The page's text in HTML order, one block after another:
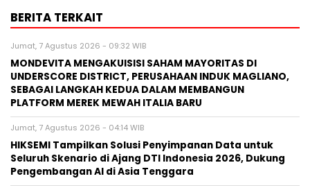
BERITA TERKAIT
Jumat, 7 Agustus 2026 - 09:32 WIB
MONDEVITA MENGAKUISISI SAHAM MAYORITAS DI
UNDERSCORE DISTRICT, PERUSAHAAN INDUK MAGLIANO,
SEBAGAI LANGKAH KEDUA DALAM MEMBANGUN
PLATFORM MEREK MEWAH ITALIA BARU
Jumat, 7 Agustus 2026 - 04:14 WIB
HIKSEMI Tampilkan Solusi Penyimpanan Data untuk
Seluruh Skenario di Ajang DTI Indonesia 2026, Dukung
Pengembangan AI di Asia Tenggara